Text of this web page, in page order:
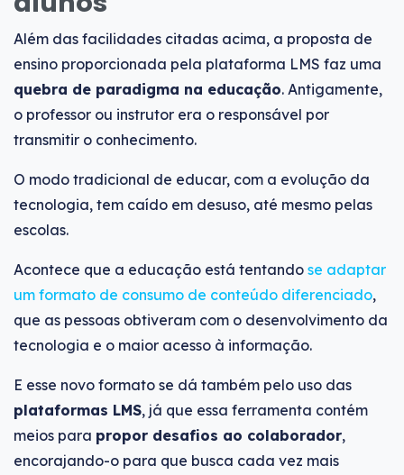
Além das facilidades citadas acima, a proposta de
ensino proporcionada pela plataforma LMS faz uma
quebra de paradigma na educação. Antigamente,
o professor ou instrutor era o responsável por
transmitir o conhecimento.
O modo tradicional de educar, com a evolução da
tecnologia, tem caído em desuso, até mesmo pelas
escolas.
Acontece que a educação está tentando se adaptar
um formato de consumo de conteúdo diferenciado,
que as pessoas obtiveram com o desenvolvimento da
tecnologia e o maior acesso à informação.
E esse novo formato se dá também pelo uso das
plataformas LMS, já que essa ferramenta contém
meios para propor desafios ao colaborador,
encorajando-o para que busca cada vez mais